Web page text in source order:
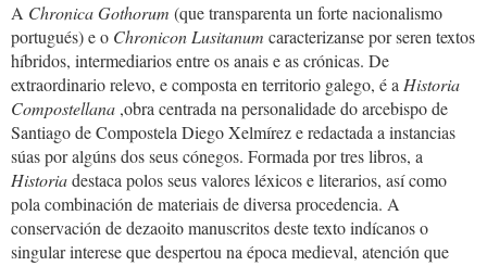
A Chronica Gothorum (que transparenta un forte nacionalismo
portugués) e o Chronicon Lusitanum caracterizanse por seren textos
híbridos, intermediarios entre os anais e as crónicas. De
extraordinario relevo, e composta en territorio galego, é a Historia
Compostellana ,obra centrada na personalidade do arcebispo de
Santiago de Compostela Diego Xelmírez e redactada a instancias
súas por algúns dos seus cónegos. Formada por tres libros, a
Historiadestaca polos seus valores léxicos e literarios, así como
pola combinación de materiais de diversa procedencia. A
conservación de dezaoito manuscritos deste texto indícanos o
singular interese que despertou na época medieval, atención que